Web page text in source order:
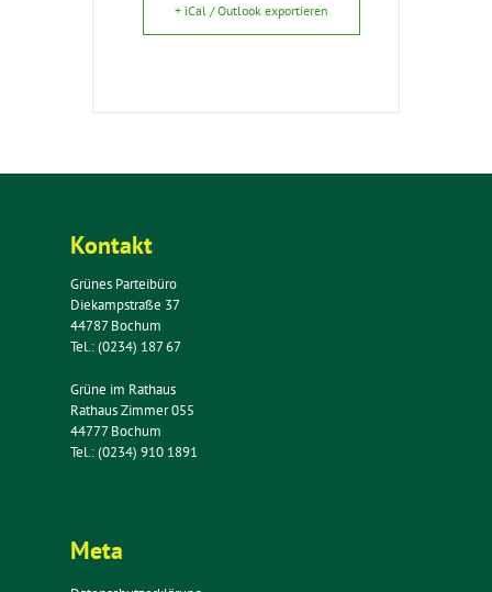
+ iCal / Outlook exportieren
Kontakt
Grünes Parteibüro
Diekampstraße 37
44787 Bochum
Tel.: (0234) 187 67
Grüne im Rathaus
Rathaus Zimmer 055
44777 Bochum
Tel.: (0234) 910 1891
Meta